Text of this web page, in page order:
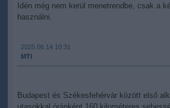
Idén még nem kerül menetrendbe, csak a
használni.
2025.06.14 10:31
MTI
Budapest és Székesfehérvár között első
utasokkal óránként 160 kilométeres